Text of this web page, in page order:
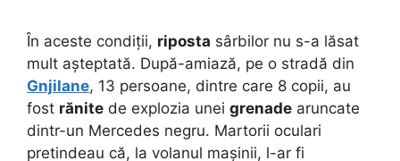
În aceste condiții, riposta sârbilor nu s-a lăsat
mult așteptată. După-amiază, pe o stradă din
Gnjilane, 13 persoane, dintre care 8 copii, au
fost rănite de explozia unei grenade aruncate
dintr-un Mercedes negru. Martorii oculari
pretindeau că, la volanul mașinii, l-ar fi